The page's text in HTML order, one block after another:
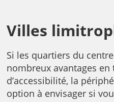
Villes
Si les quartiers du
nombreux avantages
d’accessibilité, la
option à envisager si